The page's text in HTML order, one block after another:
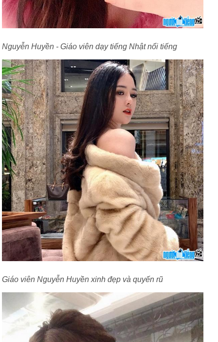
Nguyễn Huyền - Giáo viên dạy tiếng Nhật nổi tiếng
Giáo viên Nguyễn Huyền xinh đẹp và quyến rũ